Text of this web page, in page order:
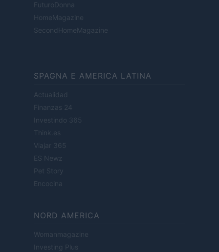
FuturoDonna
HomeMagazine
SecondHomeMagazine
SPAGNA E AMERICA LATINA
Actualidad
Finanzas 24
Investindo 365
Think.es
Viajar 365
ES Newz
Pet Story
Encocina
NORD AMERICA
Womanmagazine
Investing Plus